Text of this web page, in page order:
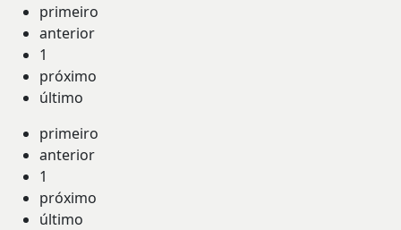
primeiro
anterior
1
próximo
último
primeiro
anterior
1
próximo
último